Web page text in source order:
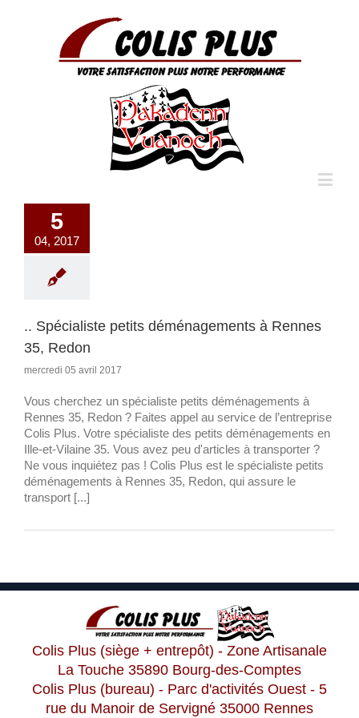
5
04, 2017
.. Spécialiste petits déménagements à Rennes
35, Redon
mercredi 05 avril 2017
Vous cherchez un spécialiste petits déménagements à
Rennes 35, Redon ? Faites appel au service de l’entreprise
Colis Plus. Votre spécialiste des petits déménagements en
Ille-et-Vilaine 35. Vous avez peu d'articles à transporter ?
Ne vous inquiétez pas ! Colis Plus est le spécialiste petits
déménagements à Rennes 35, Redon, qui assure le
transport [...]
Colis Plus (siège + entrepôt) - Zone Artisanale
La Touche 35890 Bourg-des-Comptes
Colis Plus (bureau) - Parc d'activités Ouest - 5
rue du Manoir de Servigné 35000 Rennes